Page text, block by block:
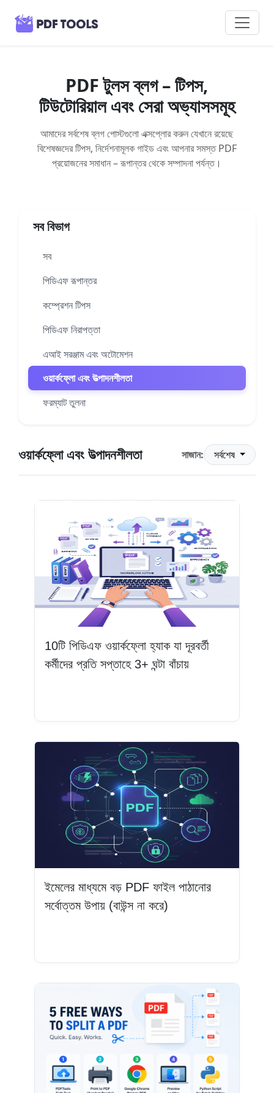
PDF টুলস ব্লগ – টিপস,
টিউটোরিয়াল এবং সেরা অভ্যাসসমূহ
আমাদের সর্বশেষ ব্লগ পোস্টগুলো এক্সপ্লোর করুন যেখানে রয়েছে
বিশেষজ্ঞদের টিপস, নির্দেশনামূলক গাইড এবং আপনার সমস্ত PDF
প্রয়োজনের সমাধান – রূপান্তর থেকে সম্পাদনা পর্যন্ত।
সব বিভাগ
সব
পিডিএফ রূপান্তর
কম্প্রেশন টিপস
পিডিএফ নিরাপত্তা
এআই সরঞ্জাম এবং অটোমেশন
ওয়ার্কফ্লো এবং উত্পাদনশীলতা
ফরম্যাট তুলনা
ওয়ার্কফ্লো এবং উত্পাদনশীলতা সাজান: সর্বশেষ
10টি পিডিএফ ওয়ার্কফ্লো হ্যাক যা দূরবর্তী
কর্মীদের প্রতি সপ্তাহে 3+ ঘন্টা বাঁচায়
ইমেলের মাধ্যমে বড় PDF ফাইল পাঠানোর
সর্বোত্তম উপায় (বাউন্স না করে)